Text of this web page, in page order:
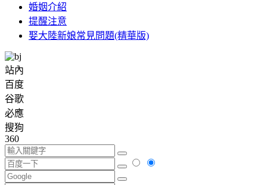
婚姻介紹
提醒注意
娶大陸新娘常見問題(精華版)
站內
百度
谷歌
必應
搜狗
360